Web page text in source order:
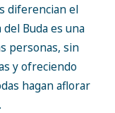
diferencian el
Buda es una
personas, sin
y ofreciendo
hagan aflorar